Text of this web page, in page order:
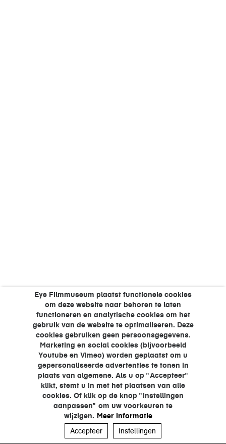
Eye Filmmuseum plaatst functionele cookies
om deze website naar behoren te laten
functioneren en analytische cookies om het
gebruik van de website te optimaliseren. Deze
cookies gebruiken geen persoonsgegevens.
Marketing en social cookies (bijvoorbeeld
Youtube en Vimeo) worden geplaatst om u
gepersonaliseerde advertenties te tonen in
plaats van algemene. Als u op "Accepteer"
klikt, stemt u in met het plaatsen van alle
cookies. Of klik op de knop "Instellingen
aanpassen" om uw voorkeuren te
wijzigen. Meer informatie
Accepteer
Instellingen